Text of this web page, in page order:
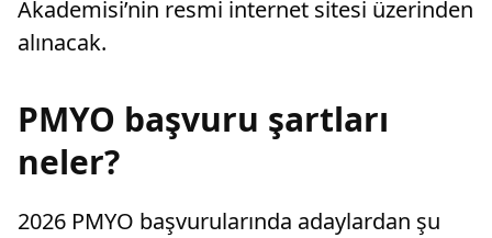
Akademisi’nin resmi internet sitesi üzerinden
alınacak.
PMYO başvuru şartları
neler?
2026 PMYO başvurularında adaylardan şu